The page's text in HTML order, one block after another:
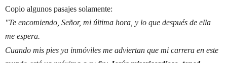
Copio algunos pasajes solamente:
"Te encomiendo, Señor, mi última hora, y lo que después de ella
me espera.
Cuando mis pies ya inmóviles me adviertan que mi carrera en este